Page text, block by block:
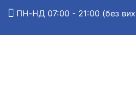
ПН-НД 07:00 - 21:00 (без